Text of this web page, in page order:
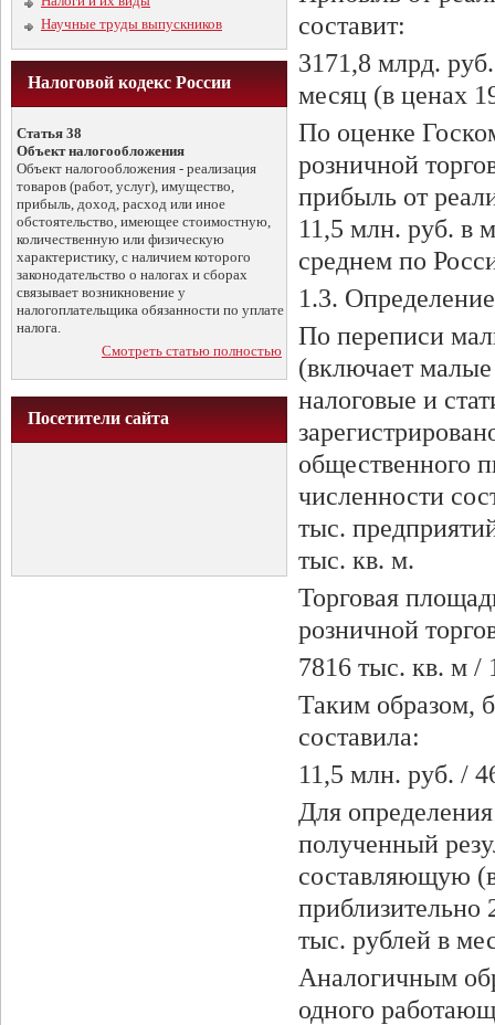
Научные труды выпускников
Налоговой кодекс России
Статья 38
Объект налогообложения
Объект налогообложения - реализация
товаров (работ, услуг), имущество,
прибыль, доход, расход или иное
обстоятельство, имеющее стоимостную,
количественную или физическую
характеристику, с наличием которого
законодательство о налогах и сборах
связывает возникновение у
налогоплательщика обязанности по уплате
налога.
Смотреть статью полностью
Посетители сайта
составит:
3171,8 млрд.
месяц (в ценах
По оценке
розничной
прибыль от
11,5 млн. руб. в
среднем по
1.3.
По переписи
(включает
налоговые и
общественного
численности
тыс.
тыс. кв. м.
Торговая
розничной
7816 тыс. кв. м /
Таким образом,
составила:
11,5 млн. руб. /
Для
полученный
составляющую
приблизительно
тыс. рублей в
Аналогичным
одного